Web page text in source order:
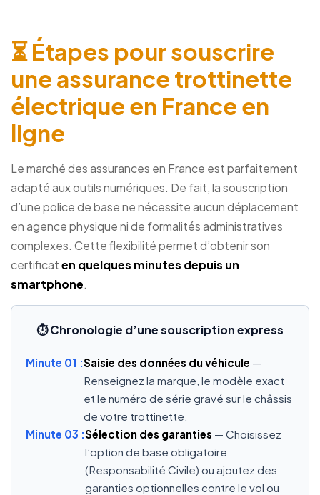
⏳ Étapes pour souscrire
une assurance trottinette
électrique en France en
ligne
Le marché des assurances en France est parfaitement
adapté aux outils numériques. De fait, la souscription
d’une police de base ne nécessite aucun déplacement
en agence physique ni de formalités administratives
complexes. Cette flexibilité permet d’obtenir son
certificaten quelques minutes depuis un
smartphone.
⏱️ Chronologie d’une souscription express
Minute 01 :Saisie des données du véhicule —
Renseignez la marque, le modèle exact
et le numéro de série gravé sur le châssis
de votre trottinette.
Minute 03 :Sélection des garanties — Choisissez
l’option de base obligatoire
(Responsabilité Civile) ou ajoutez des
garanties optionnelles contre le vol ou